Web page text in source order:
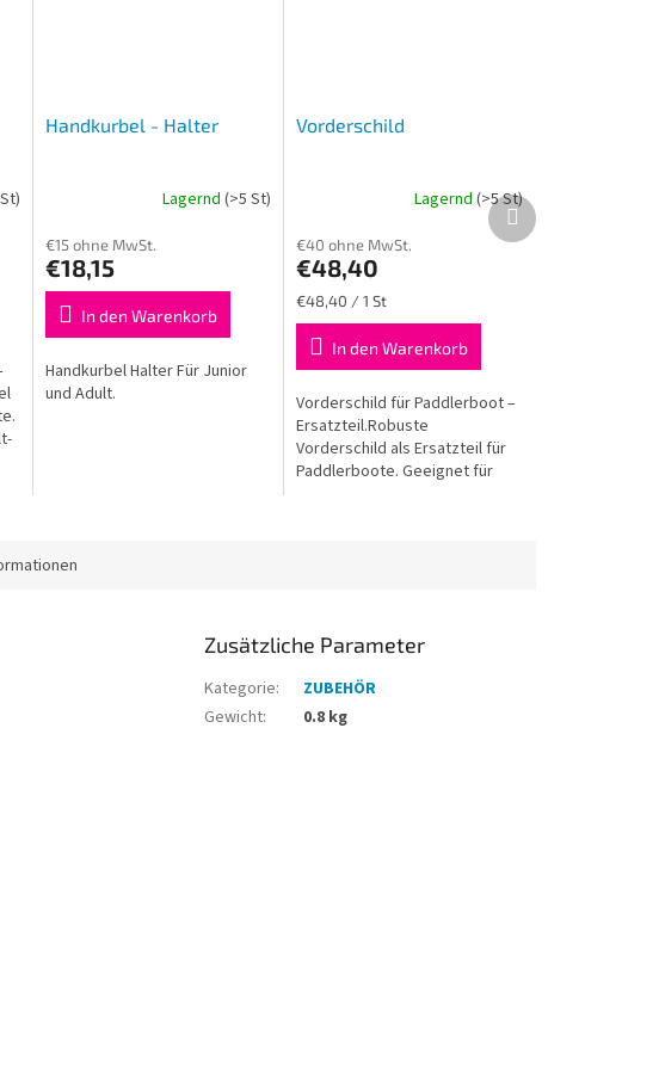
Handkurbel - Halter
Lagernd(>5 St)
€15 ohne MwSt.
€18,15
In den Warenkorb
Handkurbel Halter Für Junior
und Adult.
Vorderschild
Lagernd (>5 St)
€40 ohne MwSt.
€48,40
Verkaufspreis:
€48,40 / 1 St
In den Warenkorb
Vorderschild für Paddlerboot –
Ersatzteil.Robuste
Vorderschild als Ersatzteil für
Paddlerboote. Geeignet für
Nächstes
Produkt
Zusätzliche Parameter
Kategorie:
ZUBEHÖR
Gewicht: 0.8 kg